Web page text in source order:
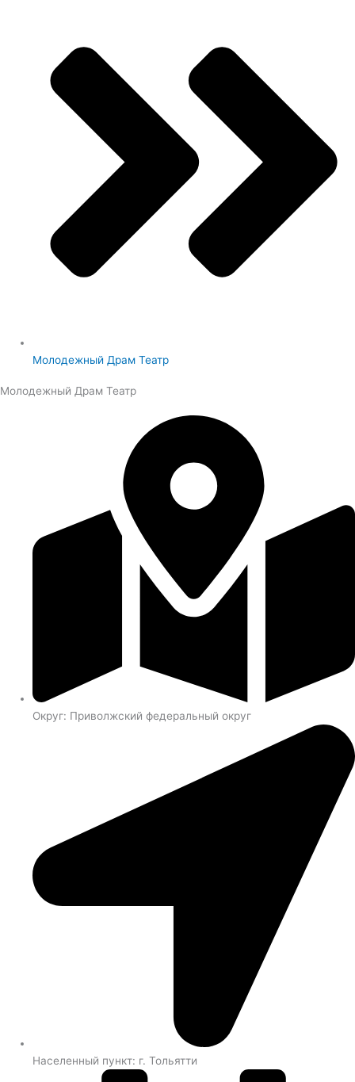
Молодежный Драм Театр
Молодежный Драм Театр
Округ: Приволжский федеральный округ
Населенный пункт: г. Тольятти